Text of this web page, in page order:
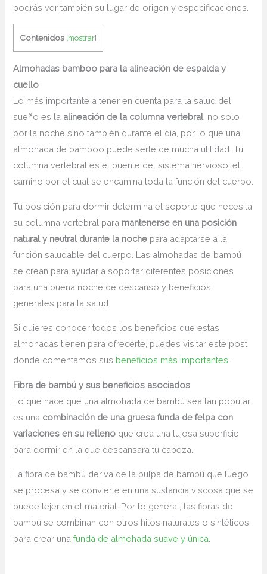
podrás ver también su lugar de origen y especificaciones.
Contenidos [mostrar]
Almohadas bamboo para la alineación de espalda y
cuello
Lo más importante a tener en cuenta para la salud del
sueño es la alineación de la columna vertebral, no solo
por la noche sino también durante el día, por lo que una
almohada de bamboo puede serte de mucha utilidad. Tu
columna vertebral es el puente del sistema nervioso: el
camino por el cual se encamina toda la función del cuerpo.
Tu posición para dormir determina el soporte que necesita
su columna vertebral para mantenerse en una posición
natural y neutral durante la noche para adaptarse a la
función saludable del cuerpo. Las almohadas de bambú
se crean para ayudar a soportar diferentes posiciones
para una buena noche de descanso y beneficios
generales para la salud.
Si quieres conocer todos los beneficios que estas
almohadas tienen para ofrecerte, puedes visitar este post
donde comentamos sus beneficios más importantes
Fibra de bambú y sus beneficios asociados
Lo que hace que una almohada de bambú sea tan popular
es una combinación de una gruesa funda de felpa con
variaciones en su relleno que crea una lujosa superficie
para dormir en la que descansara tu cabeza.
La fibra de bambú deriva de la pulpa de bambú que luego
se procesa y se convierte en una sustancia viscosa que se
puede tejer en el material. Por lo general, las fibras de
bambú se combinan con otros hilos naturales o sintéticos
para crear unafunda de almohada suave y única